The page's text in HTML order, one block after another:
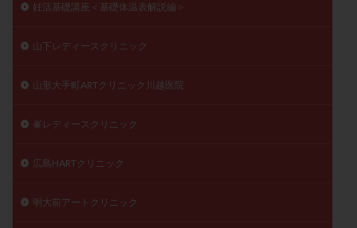
妊活基礎講座＜基礎体温表解説編＞
山下レディースクリニック
山形大手町ARTクリニック川越医院
峯レディースクリニック
広島HARTクリニック
明大前アートクリニック